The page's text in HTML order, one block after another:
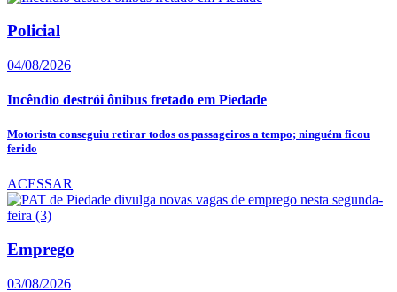
Policial
04/08/2026
Incêndio destrói ônibus fretado em Piedade
Motorista conseguiu retirar todos os passageiros a tempo; ninguém ficou
ferido
ACESSAR
Emprego
03/08/2026